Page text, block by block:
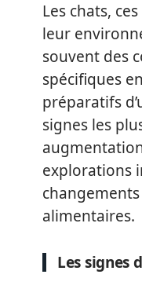
Les chats,
leur
souvent des
spécifiques
préparatifs
signes les
explorations
alimentaires.
Les signes